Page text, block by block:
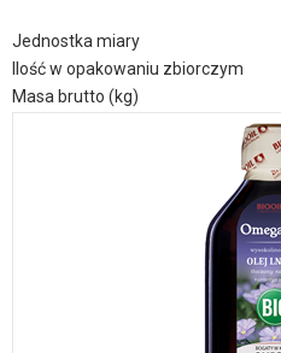
Jednostka miary
Ilość w opakowaniu zbiorczym
Masa brutto (kg)